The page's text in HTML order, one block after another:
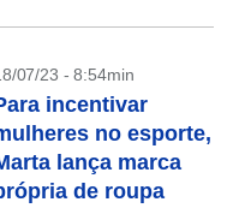
07/23 - 8:54min
incentivar
no esporte,
lança marca
de roupa